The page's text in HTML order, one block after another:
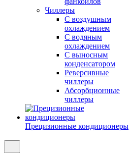
Чиллеры
С воздушным
охлаждением
С водяным
охлаждением
С выносным
конденсатором
Реверсивные
чиллеры
Абсорбционные
чиллеры
Прецизионные кондиционеры